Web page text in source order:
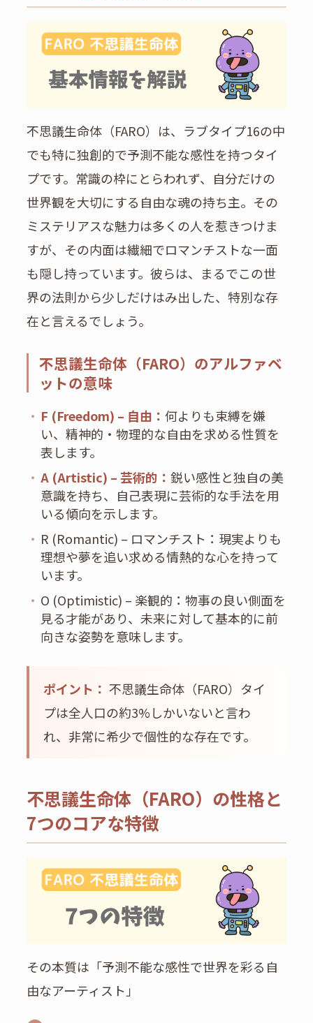
不思議生命体（FARO）は、ラブタイプ16の中
でも特に独創的で予測不能な感性を持つタイ
プです。常識の枠にとらわれず、自分だけの
世界観を大切にする自由な魂の持ち主。その
ミステリアスな魅力は多くの人を惹きつけま
すが、その内面は繊細でロマンチストな一面
も隠し持っています。彼らは、まるでこの世
界の法則から少しだけはみ出した、特別な存
在と言えるでしょう。
不思議生命体（FARO）のアルファベ
ットの意味
・ F (Freedom) – 自由： 何よりも束縛を嫌
い、精神的・物理的な自由を求める性質を
表します。
・ A (Artistic) – 芸術的： 鋭い感性と独自の美
意識を持ち、自己表現に芸術的な手法を用
いる傾向を示します。
・ R (Romantic) – ロマンチスト：現実よりも
理想や夢を追い求める情熱的な心を持って
います。
・ O (Optimistic) – 楽観的：物事の良い側面を
見る才能があり、未来に対して基本的に前
向きな姿勢を意味します。
ポイント： 不思議生命体（FARO）タイ
プは全人口の約3%しかいないと言わ
れ、非常に希少で個性的な存在です。
不思議生命体（FARO）の性格と
7つのコアな特徴
その本質は「予測不能な感性で世界を彩る自
由なアーティスト」